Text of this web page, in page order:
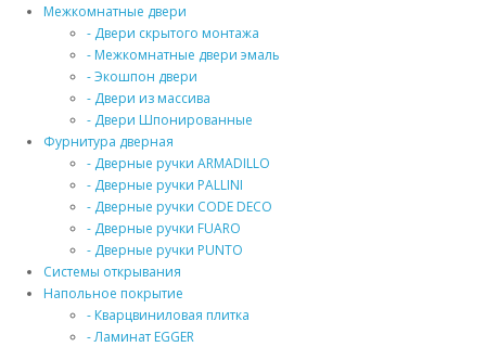
Межкомнатные двери
- Двери скрытого монтажа
- Межкомнатные двери эмаль
- Экошпон двери
- Двери из массива
- Двери Шпонированные
Фурнитура дверная
- Дверные ручки ARMADILLO
- Дверные ручки PALLINI
- Дверные ручки CODE DECO
- Дверные ручки FUARO
- Дверные ручки PUNTO
Системы открывания
Напольное покрытие
- Кварцвиниловая плитка
- Ламинат EGGER